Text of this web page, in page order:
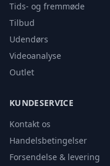
Tids- og fremmøde
Tilbud
Udendørs
Videoanalyse
Outlet
KUNDESERVICE
Kontakt os
Handelsbetingelser
Forsendelse & levering